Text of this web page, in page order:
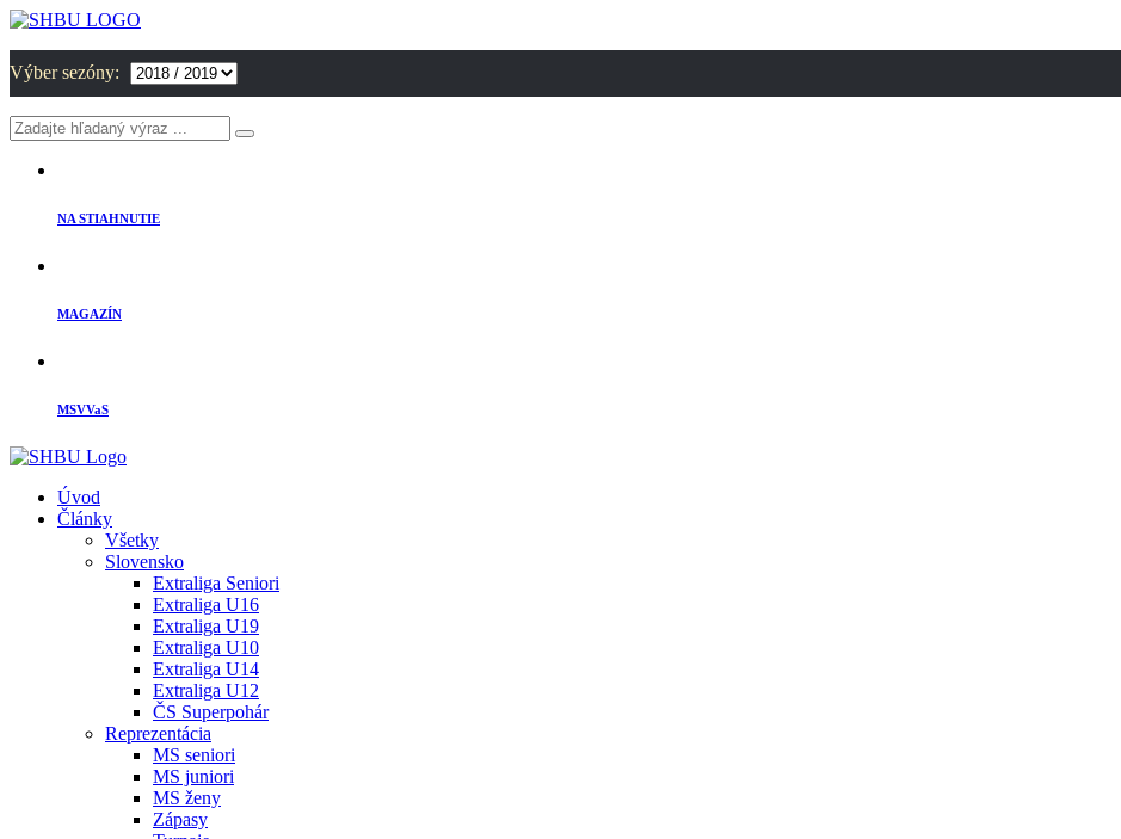
Výber sezóny:
NA STIAHNUTIE
MAGAZÍN
MSVVaS
Úvod
Články
Všetky
Slovensko
Extraliga Seniori
Extraliga U16
Extraliga U19
Extraliga U10
Extraliga U14
Extraliga U12
ČS Superpohár
Reprezentácia
MS seniori
MS juniori
MS ženy
Zápasy